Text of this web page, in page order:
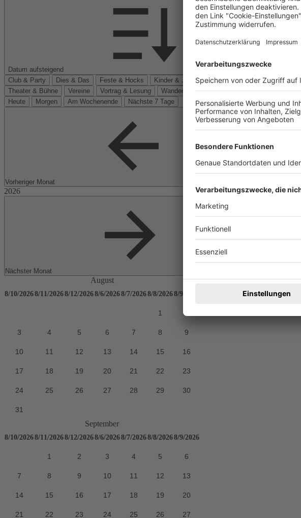
Datum aufsteigend
Club & Party
Dies & Das Feste & Hocks Kinder & Jugend Kino Klassik Kunst &
Theater & Bühne
Vereine Vortrag & Lesung
Wanderungen
Heute
Morgen Am Wochenende Nächste 7 Tage
Vorheriger Monat
Nächster Monat